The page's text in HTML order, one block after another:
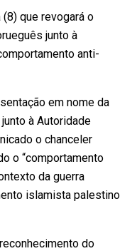
que revogará o
junto à
anti-
em nome da
à Autoridade
o chanceler
o “comportamento
da guerra
islamista palestino
do